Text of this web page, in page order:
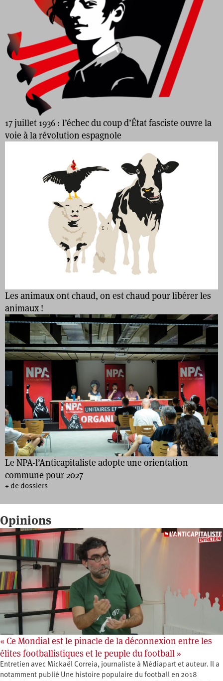
17 juillet 1936 : l’échec du coup d’État fasciste ouvre la
voie à la révolution espagnole
Les animaux ont chaud, on est chaud pour libérer les
animaux !
Le NPA-l’Anticapitaliste adopte une orientation
commune pour 2027
+ de dossiers
Opinions
« Ce Mondial est le pinacle de la déconnexion entre les
élites footballistiques et le peuple du football »
Entretien avec Mickaël Correia, journaliste à Médiapart et auteur. Il a
notamment publié Une histoire populaire du football en 2018